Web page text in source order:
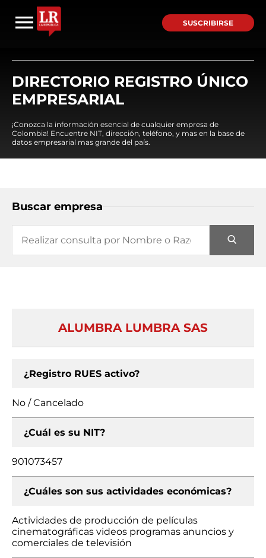
SUSCRIBIRSE
DIRECTORIO REGISTRO ÚNICO
EMPRESARIAL
¡Conozca la información esencial de cualquier empresa de
Colombia! Encuentre NIT, dirección, teléfono, y mas en la base de
datos empresarial mas grande del país.
Buscar empresa
ALUMBRA LUMBRA SAS
¿Registro RUES activo?
No / Cancelado
¿Cuál es su NIT?
901073457
¿Cuáles son sus actividades económicas?
Actividades de producción de películas
cinematográficas videos programas anuncios y
comerciales de televisión